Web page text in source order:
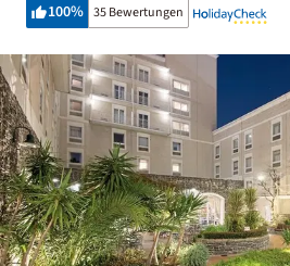
100% 35 Bewertungen